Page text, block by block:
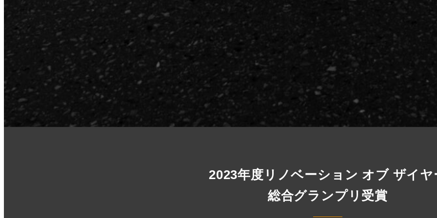
2023年度リノベーション オブ ザイヤ
総合グランプリ受賞